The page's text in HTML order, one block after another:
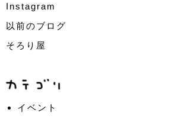
Instagram
以前のブログ
そろり屋
イベント